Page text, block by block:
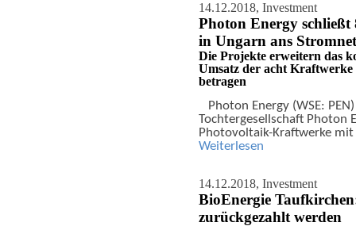
14.12.2018, Investment
Photon Energy
in Ungarn ans
Die Projekte erweitern das
Umsatz der acht
betragen
Photon Energy (WSE:
Tochtergesellschaft Photon
Photovoltaik-Kraftwerke
Weiterlesen
14.12.2018, Investment
BioEnergie
zurückgezahlt werden